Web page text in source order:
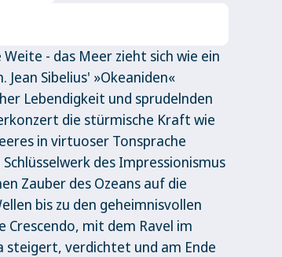
- das Meer zieht sich wie ein
Sibelius' »Okeaniden«
Lebendigkeit und sprudelnden
die stürmische Kraft wie
in virtuoser Tonsprache
des Impressionismus
Zauber des Ozeans auf die
bis zu den geheimnisvollen
mit dem Ravel im
steigert, verdichtet und am Ende